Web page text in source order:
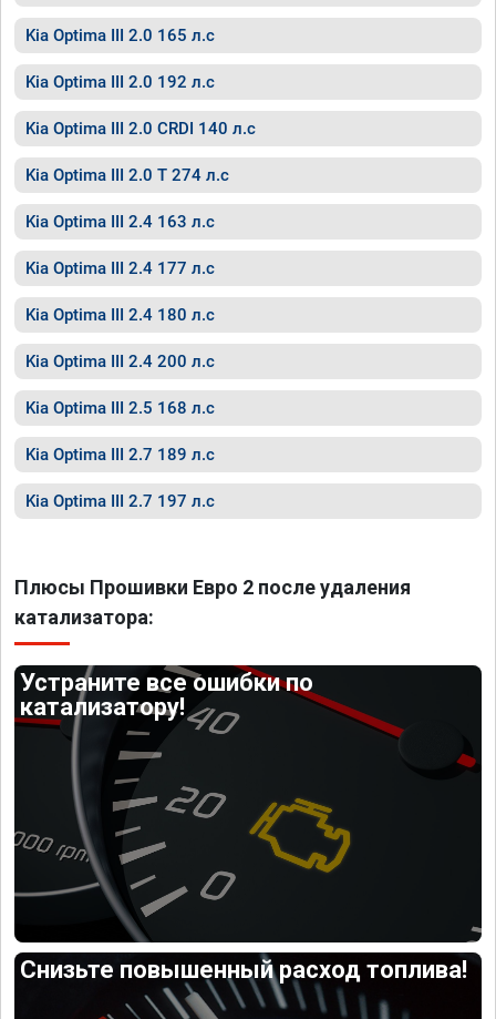
Kia Optima III 2.0 165 л.с
Kia Optima III 2.0 192 л.с
Kia Optima III 2.0 CRDI 140 л.с
Kia Optima III 2.0 T 274 л.с
Kia Optima III 2.4 163 л.с
Kia Optima III 2.4 177 л.с
Kia Optima III 2.4 180 л.с
Kia Optima III 2.4 200 л.с
Kia Optima III 2.5 168 л.с
Kia Optima III 2.7 189 л.с
Kia Optima III 2.7 197 л.с
Плюсы Прошивки Евро 2 после удаления
катализатора:
Устраните все ошибки по
катализатору!
Снизьте повышенный расход топлива!